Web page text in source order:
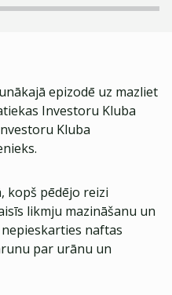
epizodē uz mazliet
Investoru Kluba
Kluba
kopš pēdējo reizi
likmju mazināšanu un
naftas
par urānu un